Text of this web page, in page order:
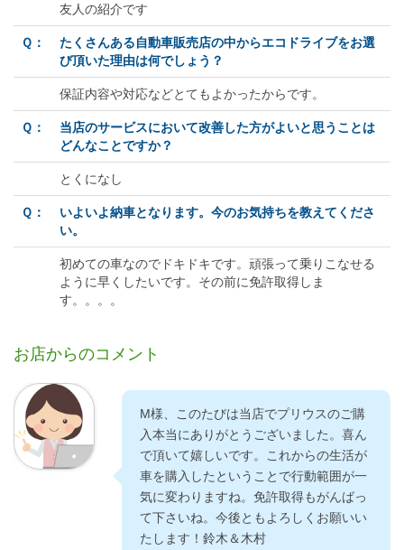
友人の紹介です
Ｑ：
たくさんある自動車販売店の中からエコドライブをお選
び頂いた理由は何でしょう？
保証内容や対応などとてもよかったからです。
Ｑ：
当店のサービスにおいて改善した方がよいと思うことは
どんなことですか？
とくになし
Ｑ：
いよいよ納車となります。今のお気持ちを教えてくださ
い。
初めての車なのでドキドキです。頑張って乗りこなせる
ように早くしたいです。その前に免許取得しま
す。。。。
お店からのコメント
M様、このたびは当店でプリウスのご購
入本当にありがとうございました。喜ん
で頂いて嬉しいです。これからの生活が
車を購入したということで行動範囲が一
気に変わりますね。免許取得もがんばっ
て下さいね。今後ともよろしくお願いい
たします！鈴木＆木村